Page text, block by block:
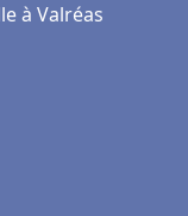
à Valréas